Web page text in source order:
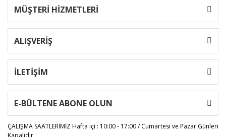
MÜŞTERİ HİZMETLERİ
ALIŞVERİŞ
İLETİŞİM
E-BÜLTENE ABONE OLUN
ÇALIŞMA SAATLERİMİZHafta içi : 10:00 - 17:00 / Cumartesi ve Pazar Günleri
Kapalıdır